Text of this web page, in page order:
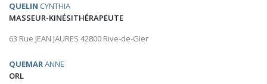
QUELIN CYNTHIA
MASSEUR-KINÉSITHÉRAPEUTE
63 Rue JEAN JAURES 42800 Rive-de-Gier
QUEMARANNE
ORL